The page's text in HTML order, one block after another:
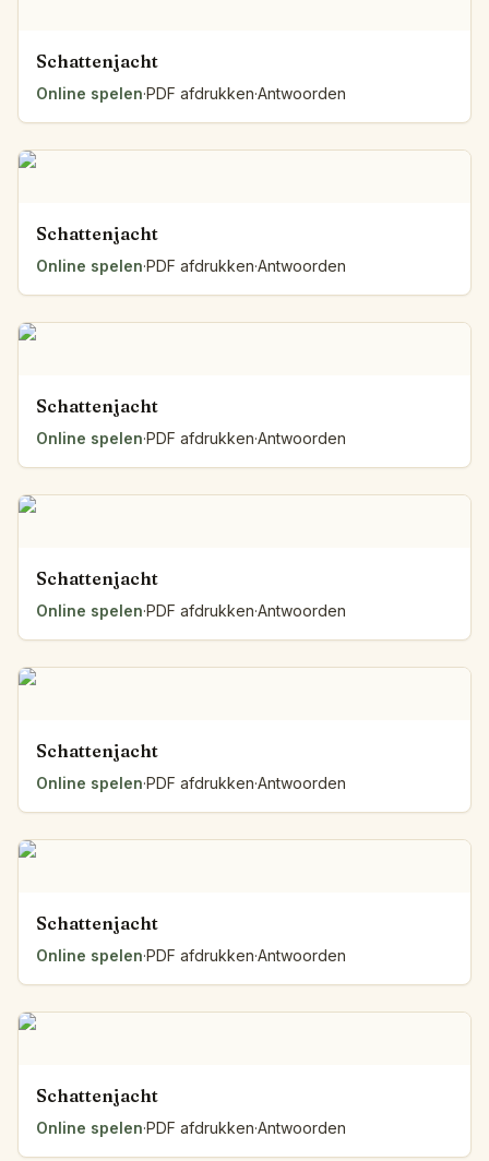
Schattenjacht
Online spelen·PDF afdrukken·Antwoorden
Schattenjacht
Online spelen·PDF afdrukken·Antwoorden
Schattenjacht
Online spelen·PDF afdrukken·Antwoorden
Schattenjacht
Online spelen·PDF afdrukken·Antwoorden
Schattenjacht
Online spelen·PDF afdrukken·Antwoorden
Schattenjacht
Online spelen·PDF afdrukken·Antwoorden
Schattenjacht
Online spelen·PDF afdrukken·Antwoorden